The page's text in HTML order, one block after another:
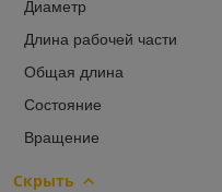
Диаметр
Длина рабочей части
Общая длина
Состояние
Вращение
Скрыть